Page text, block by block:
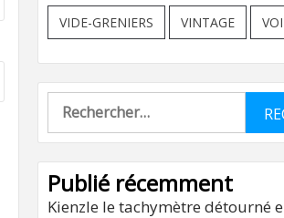
VIDE-GRENIERS VINTAGE
Rechercher :
Publié récemment
Kienzle le tachymètre détourné